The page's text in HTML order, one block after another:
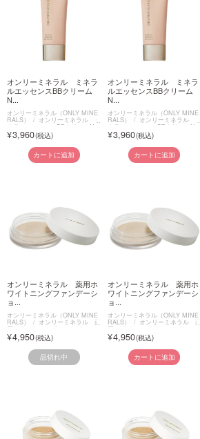
オンリーミネラル ミネラ
ルエッセンスBBクリーム
N...
オンリーミネラル（ONLY MINE
RALS） オンリーミネラル ミ
ネラルエッセンスBBクリームN
3,960
カートに追加
オンリーミネラル ミネラ
ルエッセンスBBクリーム
N...
オンリーミネラル（ONLY MINE
RALS） オンリーミネラル ミ
ネラルエッセンスBBクリームN
3,960
カートに追加
オンリーミネラル 薬用ホ
ワイトニングファンデーシ
ョ...
オンリーミネラル（ONLY MINE
RALS） オンリーミネラル 薬
用ホワイトニングファンデーショ
ン4,950
品切れ中
オンリーミネラル 薬用ホ
ワイトニングファンデーシ
ョ...
オンリーミネラル（ONLY MINE
RALS） オンリーミネラル 薬
用ホワイトニングファンデーショ
ン4,950
カートに追加